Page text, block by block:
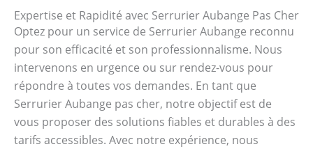
Expertise et Rapidité avec Serrurier Aubange Pas Cher
Optez pour un service de Serrurier Aubange reconnu
pour son efficacité et son professionnalisme. Nous
intervenons en urgence ou sur rendez-vous pour
répondre à toutes vos demandes. En tant que
Serrurier Aubange pas cher, notre objectif est de
vous proposer des solutions fiables et durables à des
tarifs accessibles. Avec notre expérience, nous